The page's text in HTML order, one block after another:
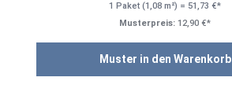
1 Paket (1,08 m²) = 51,73 €*
Musterpreis: 12,90 €*
Muster in den Warenkorb